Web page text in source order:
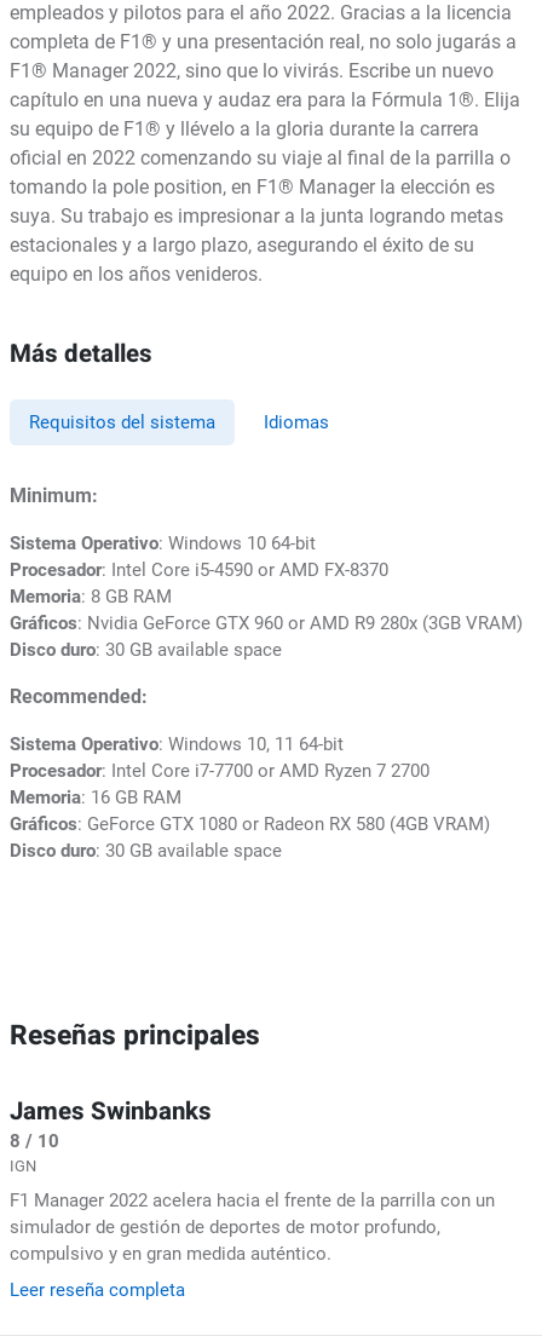
empleados y pilotos para el año 2022. Gracias a la licencia
completa de F1® y una presentación real, no solo jugarás a
F1® Manager 2022, sino que lo vivirás. Escribe un nuevo
capítulo en una nueva y audaz era para la Fórmula 1®. Elija
su equipo de F1® y llévelo a la gloria durante la carrera
oficial en 2022 comenzando su viaje al final de la parrilla o
tomando la pole position, en F1® Manager la elección es
suya. Su trabajo es impresionar a la junta logrando metas
estacionales y a largo plazo, asegurando el éxito de su
equipo en los años venideros.
Más detalles
Requisitos del sistema Idiomas
Minimum:
Sistema Operativo: Windows 10 64-bit
Procesador: Intel Core i5-4590 or AMD FX-8370
Memoria: 8 GB RAM
Gráficos: Nvidia GeForce GTX 960 or AMD R9 280x (3GB VRAM)
Disco duro: 30 GB available space
Recommended:
Sistema Operativo: Windows 10, 11 64-bit
Procesador: Intel Core i7-7700 or AMD Ryzen 7 2700
Memoria: 16 GB RAM
Gráficos: GeForce GTX 1080 or Radeon RX 580 (4GB VRAM)
Disco duro: 30 GB available space
Reseñas principales
James Swinbanks
8 / 10
IGN
F1 Manager 2022 acelera hacia el frente de la parrilla con un
simulador de gestión de deportes de motor profundo,
compulsivo y en gran medida auténtico.
Leer reseña completa